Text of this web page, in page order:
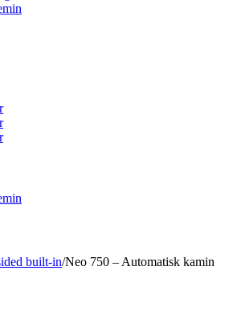
built-in/Neo 750 – Automatisk kamin